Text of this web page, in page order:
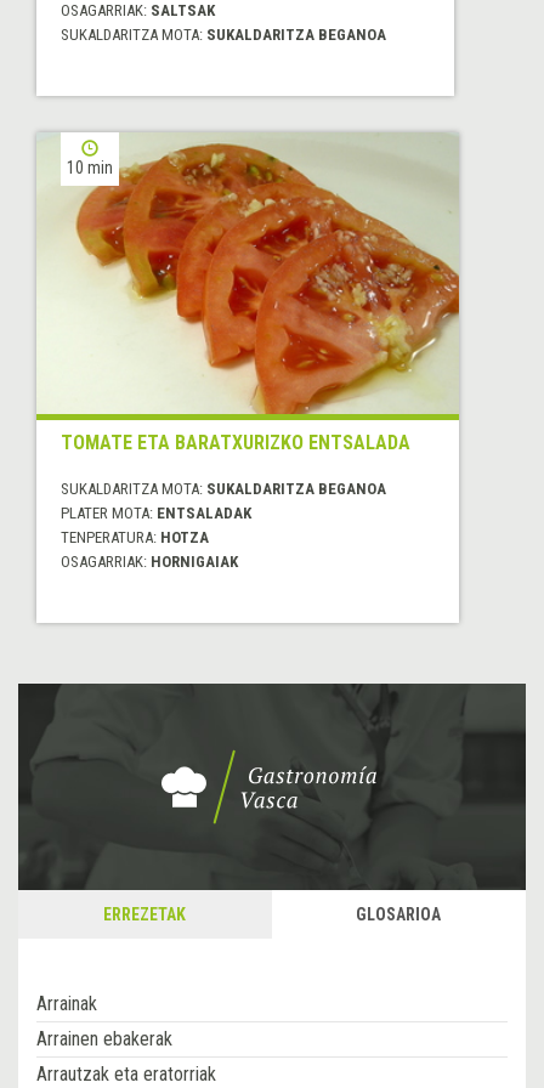
OSAGARRIAK: SALTSAK
SUKALDARITZA MOTA: SUKALDARITZA BEGANOA
10 min
TOMATE ETA BARATXURIZKO ENTSALADA
SUKALDARITZA MOTA: SUKALDARITZA BEGANOA
PLATER MOTA: ENTSALADAK
TENPERATURA: HOTZA
OSAGARRIAK: HORNIGAIAK
ERREZETAK GLOSARIOA
Arrainak
Arrainen ebakerak
Arrautzak eta eratorriak